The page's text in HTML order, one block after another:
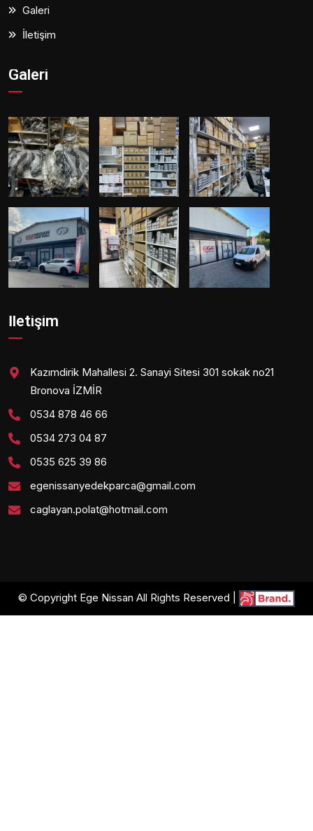
Galeri
İletişim
Galeri
İletişim
Kazımdirik Mahallesi 2. Sanayi Sitesi 301 sokak no21
Bronova İZMİR
0534 878 46 66
0534 273 04 87
0535 625 39 86
egenissanyedekparca@gmail.com
caglayan.polat@hotmail.com
© Copyright Ege Nissan All Rights Reserved |